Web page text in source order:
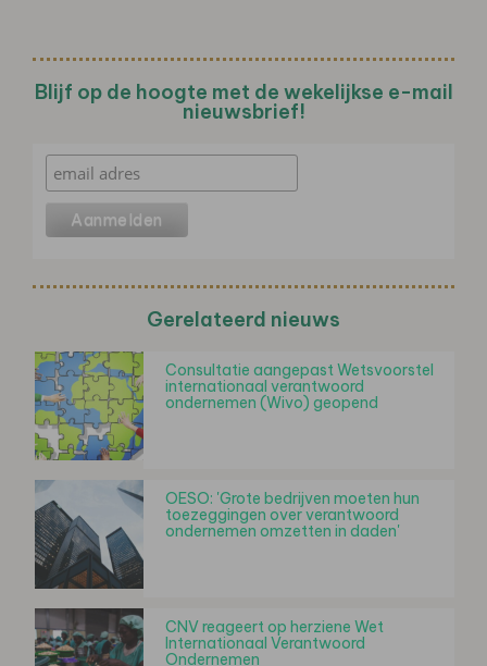
Blijf op de hoogte met de wekelijkse e-mail
nieuwsbrief!
Gerelateerd nieuws
Consultatie aangepast Wetsvoorstel
internationaal verantwoord
ondernemen (Wivo) geopend
OESO: 'Grote bedrijven moeten hun
toezeggingen over verantwoord
ondernemen omzetten in daden'
CNV reageert op herziene Wet
Internationaal Verantwoord
Ondernemen